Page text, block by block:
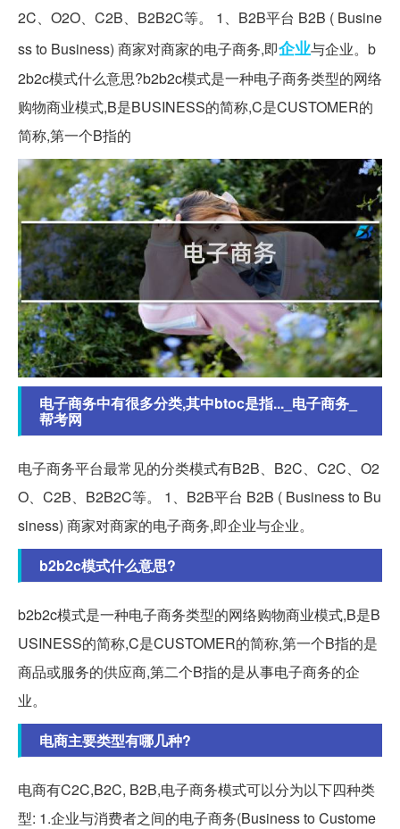
2C、O2O、C2B、B2B2C等。 1、B2B平台 B2B ( Busine
ss to Business) 商家对商家的电子商务,即企业与企业。b
2b2c模式什么意思?b2b2c模式是一种电子商务类型的网络
购物商业模式,B是BUSINESS的简称,C是CUSTOMER的
简称,第一个B指的
电子商务中有很多分类,其中btoc是指..._电子商务_
帮考网
电子商务平台最常见的分类模式有B2B、B2C、C2C、O2
O、C2B、B2B2C等。 1、B2B平台 B2B ( Business to Bu
siness) 商家对商家的电子商务,即企业与企业。
b2b2c模式什么意思?
b2b2c模式是一种电子商务类型的网络购物商业模式,B是B
USINESS的简称,C是CUSTOMER的简称,第一个B指的是
商品或服务的供应商,第二个B指的是从事电子商务的企
业。
电商主要类型有哪几种?
电商有C2C,B2C, B2B,电子商务模式可以分为以下四种类
型: 1.企业与消费者之间的电子商务(Business to Custome